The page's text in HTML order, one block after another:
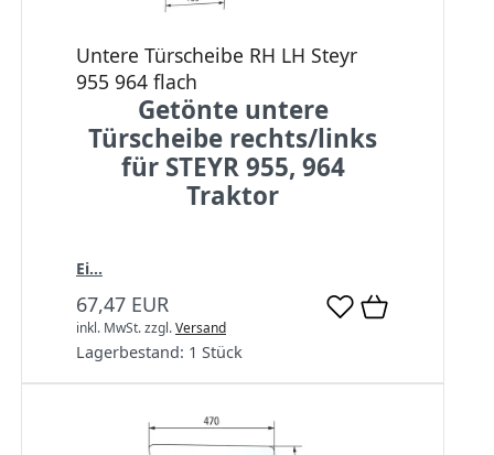
Untere Türscheibe RH LH Steyr
955 964 flach
Getönte untere
Türscheibe rechts/links
für STEYR 955, 964
Traktor
Ei...
67,47 EUR
inkl. MwSt.zzgl.Versand
Lagerbestand: 1 Stück